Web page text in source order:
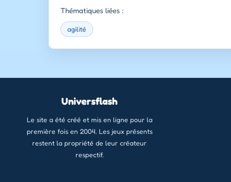
Thématiques liées :
agilité
Universflash
Le site a été créé et mis en ligne pour la
première fois en 2004. Les jeux présents
restent la propriété de leur créateur
respectif.